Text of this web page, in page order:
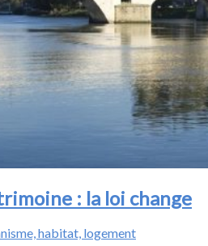
: la loi change
habitat, logement